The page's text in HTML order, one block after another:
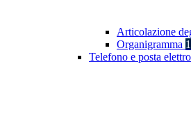
Articolazione
Organigramma 1
Telefono e posta